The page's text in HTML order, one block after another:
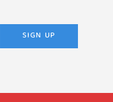
SIGN UP